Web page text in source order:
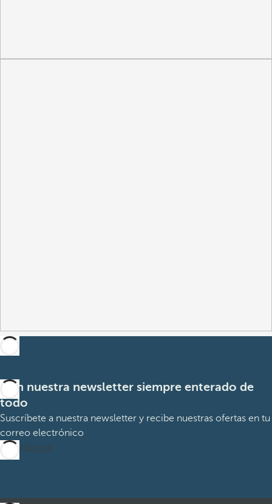
Con nuestra newsletter siempre enterado de
todo
Suscríbete a nuestra newsletter y recibe nuestras ofertas en tu
correo electrónico
Suscribirme